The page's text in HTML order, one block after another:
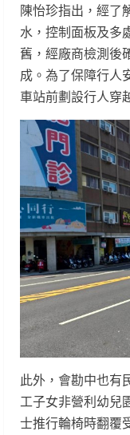
陳怡珍指出，經了
水，控制面板及多
舊，經廠商檢測後
成。為了保障行人
車站前劃設行人穿
此外，會勘中也有
工子女非營利幼兒
士推行輪椅時翻覆